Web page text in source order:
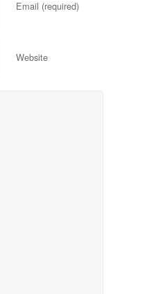
Email (required)
Website